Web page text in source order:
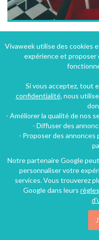
Perpignan (18 km), Pyrénées-
64€/nuit
Vivaweek utilise des cookies
expérience et proposer
Si vous acceptez, tout
confidentialité, nous
- Améliorer la qualité de nos
- Diffuser des
- Proposer des
Notre partenaire Google
personnaliser votre
services. Vous trouverez
Google dans leurs